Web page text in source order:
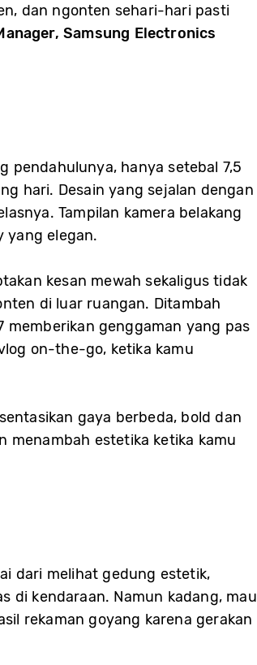
dan ngonten sehari-hari pasti
Samsung Electronics
pendahulunya, hanya setebal 7,5
hari. Desain yang sejalan dengan
Tampilan kamera belakang
yang elegan.
kesan mewah sekaligus tidak
di luar ruangan. Ditambah
memberikan genggaman yang pas
on-the-go, ketika kamu
gaya berbeda, bold dan
menambah estetika ketika kamu
dari melihat gedung estetik,
di kendaraan. Namun kadang, mau
rekaman goyang karena gerakan